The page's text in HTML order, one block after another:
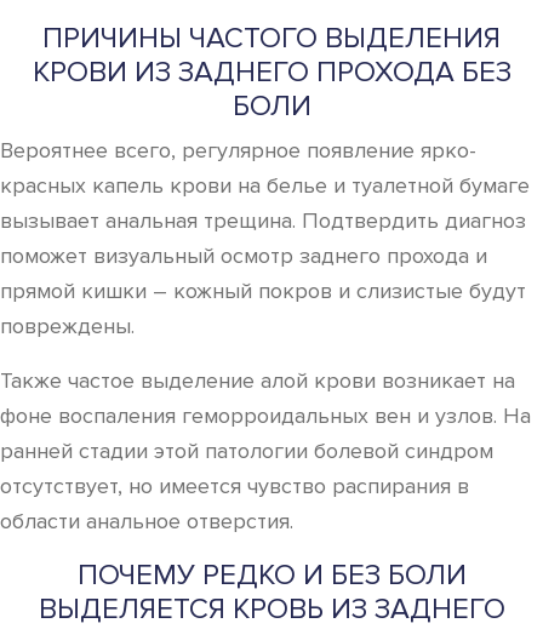
ПРИЧИНЫ ЧАСТОГО ВЫДЕЛЕНИЯ
КРОВИ ИЗ ЗАДНЕГО ПРОХОДА БЕЗ
БОЛИ
Вероятнее всего, регулярное появление ярко-
красных капель крови на белье и туалетной бумаге
вызывает анальная трещина. Подтвердить диагноз
поможет визуальный осмотр заднего прохода и
прямой кишки – кожный покров и слизистые будут
повреждены.
Также частое выделение алой крови возникает на
фоне воспаления геморроидальных вен и узлов. На
ранней стадии этой патологии болевой синдром
отсутствует, но имеется чувство распирания в
области анальное отверстия.
ПОЧЕМУ РЕДКО И БЕЗ БОЛИ
ВЫДЕЛЯЕТСЯ КРОВЬ ИЗ ЗАДНЕГО